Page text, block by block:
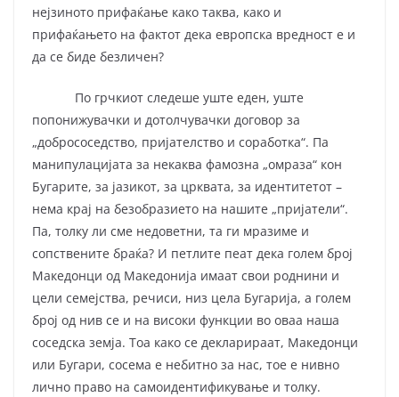
нејзиното прифаќање како таква, како и
прифаќањето на фактот дека европска вредност е и
да се биде безличен?
По грчкиот следеше уште еден, уште
попонижувачки и дотолчувачки договор за
„добрососедство, пријателство и соработка“. Па
манипулацијата за некаква фамозна „омраза“ кон
Бугарите, за јазикот, за црквата, за идентитетот –
нема крај на безобразието на нашите „пријатели“.
Па, толку ли сме недоветни, та ги мразиме и
сопствените браќа? И петлите пеат дека голем број
Македонци од Македонија имаат свои роднини и
цели семејства, речиси, низ цела Бугарија, а голем
број од нив се и на високи функции во оваа наша
соседска земја. Тоа како се декларираат, Македонци
или Бугари, сосема е небитно за нас, тое е нивно
лично право на самоидентификување и толку.